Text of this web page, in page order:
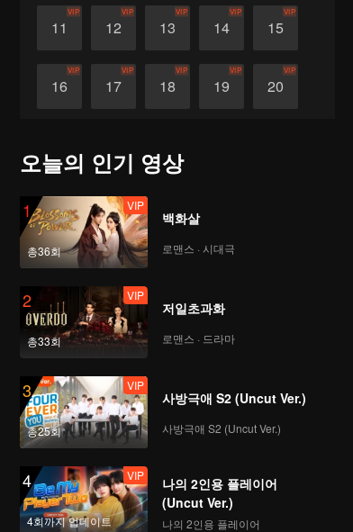
11
VIP
12
VIP
13
VIP
14
VIP
15
VIP
16
VIP
17
VIP
18
VIP
19
VIP
20
VIP
26 27
오늘의 인기 영상
1
총36회
VIP
백화살
로맨스 · 시대극
2
총33회
VIP
저일초과화
로맨스 · 드라마
3
총25회
VIP
사방극애 S2 (Uncut Ver.)
사방극애 S2 (Uncut Ver.)
4
4회까지 업데이트
VIP
나의 2인용 플레이어
(Uncut Ver.)
나의 2인용 플레이어